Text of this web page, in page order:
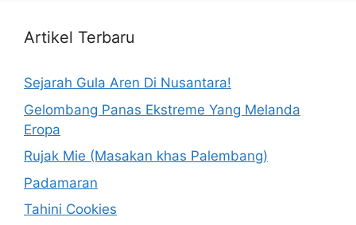
Artikel Terbaru
Sejarah Gula Aren Di Nusantara!
Gelombang Panas Ekstreme Yang Melanda
Eropa
Rujak Mie (Masakan khas Palembang)
Padamaran
Tahini Cookies